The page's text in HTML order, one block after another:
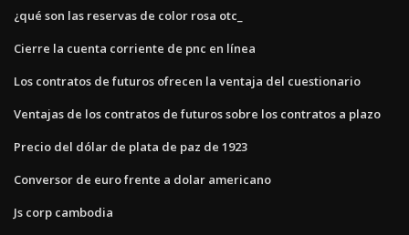
¿qué son las reservas de color rosa otc_
Cierre la cuenta corriente de pnc en línea
Los contratos de futuros ofrecen la ventaja del cuestionario
Ventajas de los contratos de futuros sobre los contratos a plazo
Precio del dólar de plata de paz de 1923
Conversor de euro frente a dolar americano
Js corp cambodia